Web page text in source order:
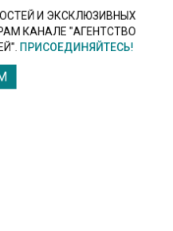
И ЭКСКЛЮЗИВНЫХ
КАНАЛЕ "АГЕНТСТВО
ПРИСОЕДИНЯЙТЕСЬ!